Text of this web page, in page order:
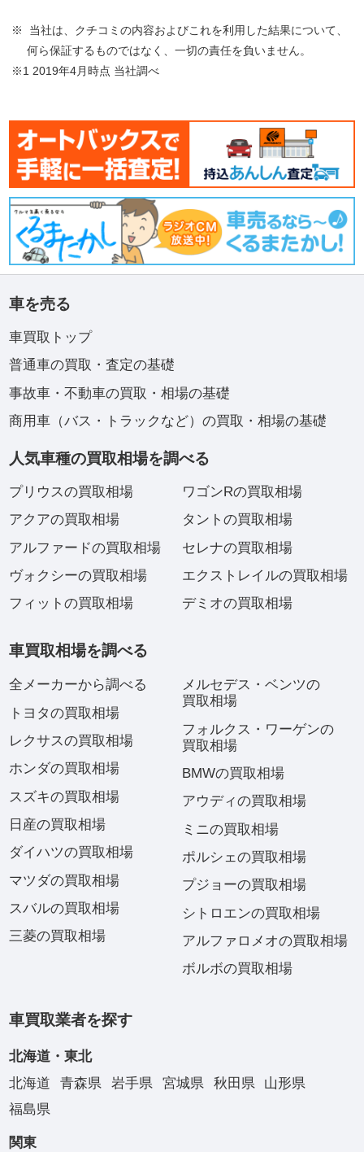
※ 当社は、クチコミの内容およびこれを利用した結果について、
何ら保証するものではなく、一切の責任を負いません。
※1 2019年4月時点 当社調べ
車を売る
車買取トップ
普通車の買取・査定の基礎
事故車・不動車の買取・相場の基礎
商用車（バス・トラックなど）の買取・相場の基礎
人気車種の買取相場を調べる
プリウスの買取相場
アクアの買取相場
アルファードの買取相場
ヴォクシーの買取相場
フィットの買取相場
ワゴンRの買取相場
タントの買取相場
セレナの買取相場
エクストレイルの買取相場
デミオの買取相場
車買取相場を調べる
全メーカーから調べる
トヨタの買取相場
レクサスの買取相場
ホンダの買取相場
スズキの買取相場
日産の買取相場
ダイハツの買取相場
マツダの買取相場
スバルの買取相場
三菱の買取相場
メルセデス・ベンツの
買取相場
フォルクス・ワーゲンの
買取相場
BMWの買取相場
アウディの買取相場
ミニの買取相場
ポルシェの買取相場
プジョーの買取相場
シトロエンの買取相場
アルファロメオの買取相場
ボルボの買取相場
車買取業者を探す
北海道・東北
北海道
青森県 岩手県 宮城県 秋田県
山形県
福島県
関東